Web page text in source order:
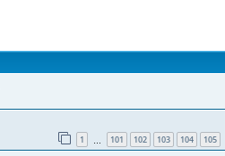
1 101 102 103 104 105